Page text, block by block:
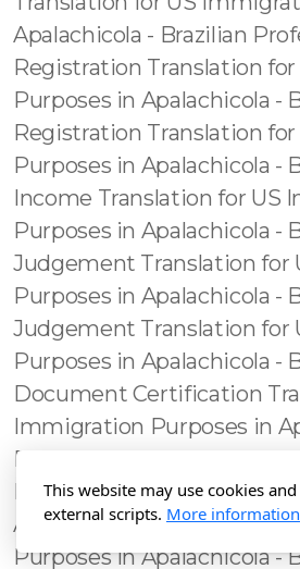
This website may use cookies and
external scripts. More information